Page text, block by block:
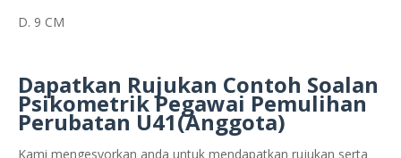
D. 9 CM
Dapatkan Rujukan Contoh Soalan
Psikometrik Pegawai Pemulihan
Perubatan U41(Anggota)
Kami mengesyorkan anda untuk mendapatkan rujukan serta